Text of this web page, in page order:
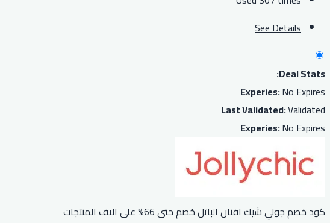
See Details
Deal Stats:
Experies:No Expires
Last Validated:Validated
Experies:No Expires
كود خصم جولي شيك افنان الباتل خصم حتى 66% على الاف المنتجات